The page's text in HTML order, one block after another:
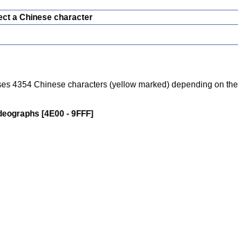
a Chinese character
4354 Chinese characters (yellow marked) depending on the
[4E00 - 9FFF]